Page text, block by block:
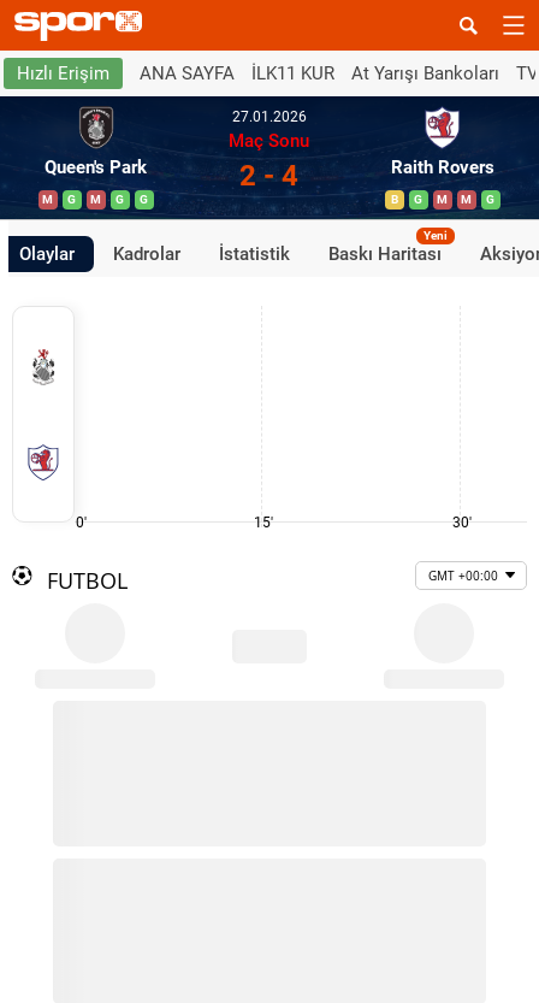
Hızlı Erişim ANA SAYFA İLK11 KUR At Yarışı Bankoları
Queen's Park
M G M G G
27.01.2026
Maç Sonu
2 - 4 Raith Rovers
B G M M G
Olaylar Kadrolar İstatistik Baskı Haritası
Yeni
0' 15' 30'
FUTBOL GMT +00:00